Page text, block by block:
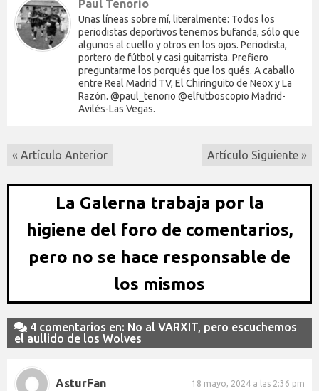
Paul Tenorio
Unas líneas sobre mí, literalmente: Todos los
periodistas deportivos tenemos bufanda, sólo que
algunos al cuello y otros en los ojos. Periodista,
portero de fútbol y casi guitarrista. Prefiero
preguntarme los porqués que los qués. A caballo
entre Real Madrid TV, El Chiringuito de Neox y La
Razón. @paul_tenorio @elfutboscopio Madrid-
Avilés-Las Vegas.
« Artículo Anterior Artículo Siguiente »
La Galerna trabaja por la
higiene del foro de comentarios,
pero no se hace responsable de
los mismos
4 comentarios en: No al VARXIT, pero escuchemos
el aullido de los Wolves
AsturFan 18 mayo, 2024 a las 2:36 pm